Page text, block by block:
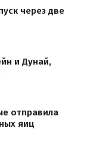
через две
и Дунай,
отправила
яиц